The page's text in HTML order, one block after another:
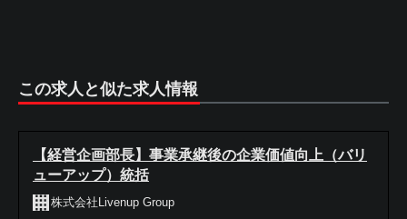
この求人と似た求人情報
【経営企画部長】事業承継後の企業価値向上（バリ
ューアップ）統括
株式会社Livenup Group